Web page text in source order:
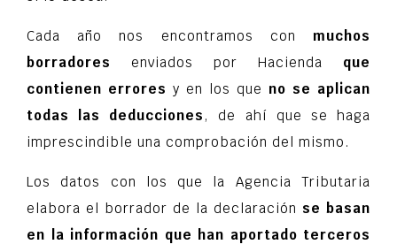
Cada año nos encontramos con muchos
borradores
enviados por Hacienda que
contienen errores y en los que no se aplican
todas las deducciones , de ahí que se haga
imprescindible una comprobación del mismo.
Los datos con los que la Agencia Tributaria
elabora el borrador de la declaración se basan
en la información que han aportado terceros